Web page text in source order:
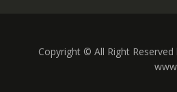
Copyright © All Right